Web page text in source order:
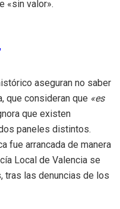
«sin valor».
aseguran no saber
que consideran que «es
que existen
paneles distintos.
fue arrancada de manera
Local de Valencia se
tras las denuncias de los